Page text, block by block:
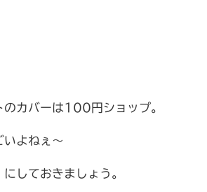
カバーは100円ショップ。
いよねぇ～
しておきましょう。